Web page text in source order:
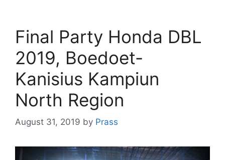
Final Party Honda DBL
2019, Boedoet-
Kanisius Kampiun
North Region
August 31, 2019 by Prass